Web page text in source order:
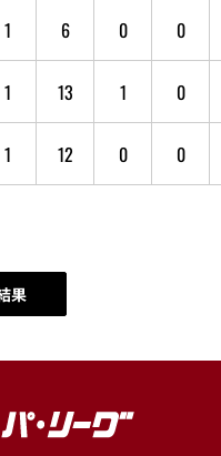
1 6 0 0
1 13 1 0
1 12 0 0
果